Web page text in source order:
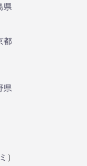
県
都
県
）